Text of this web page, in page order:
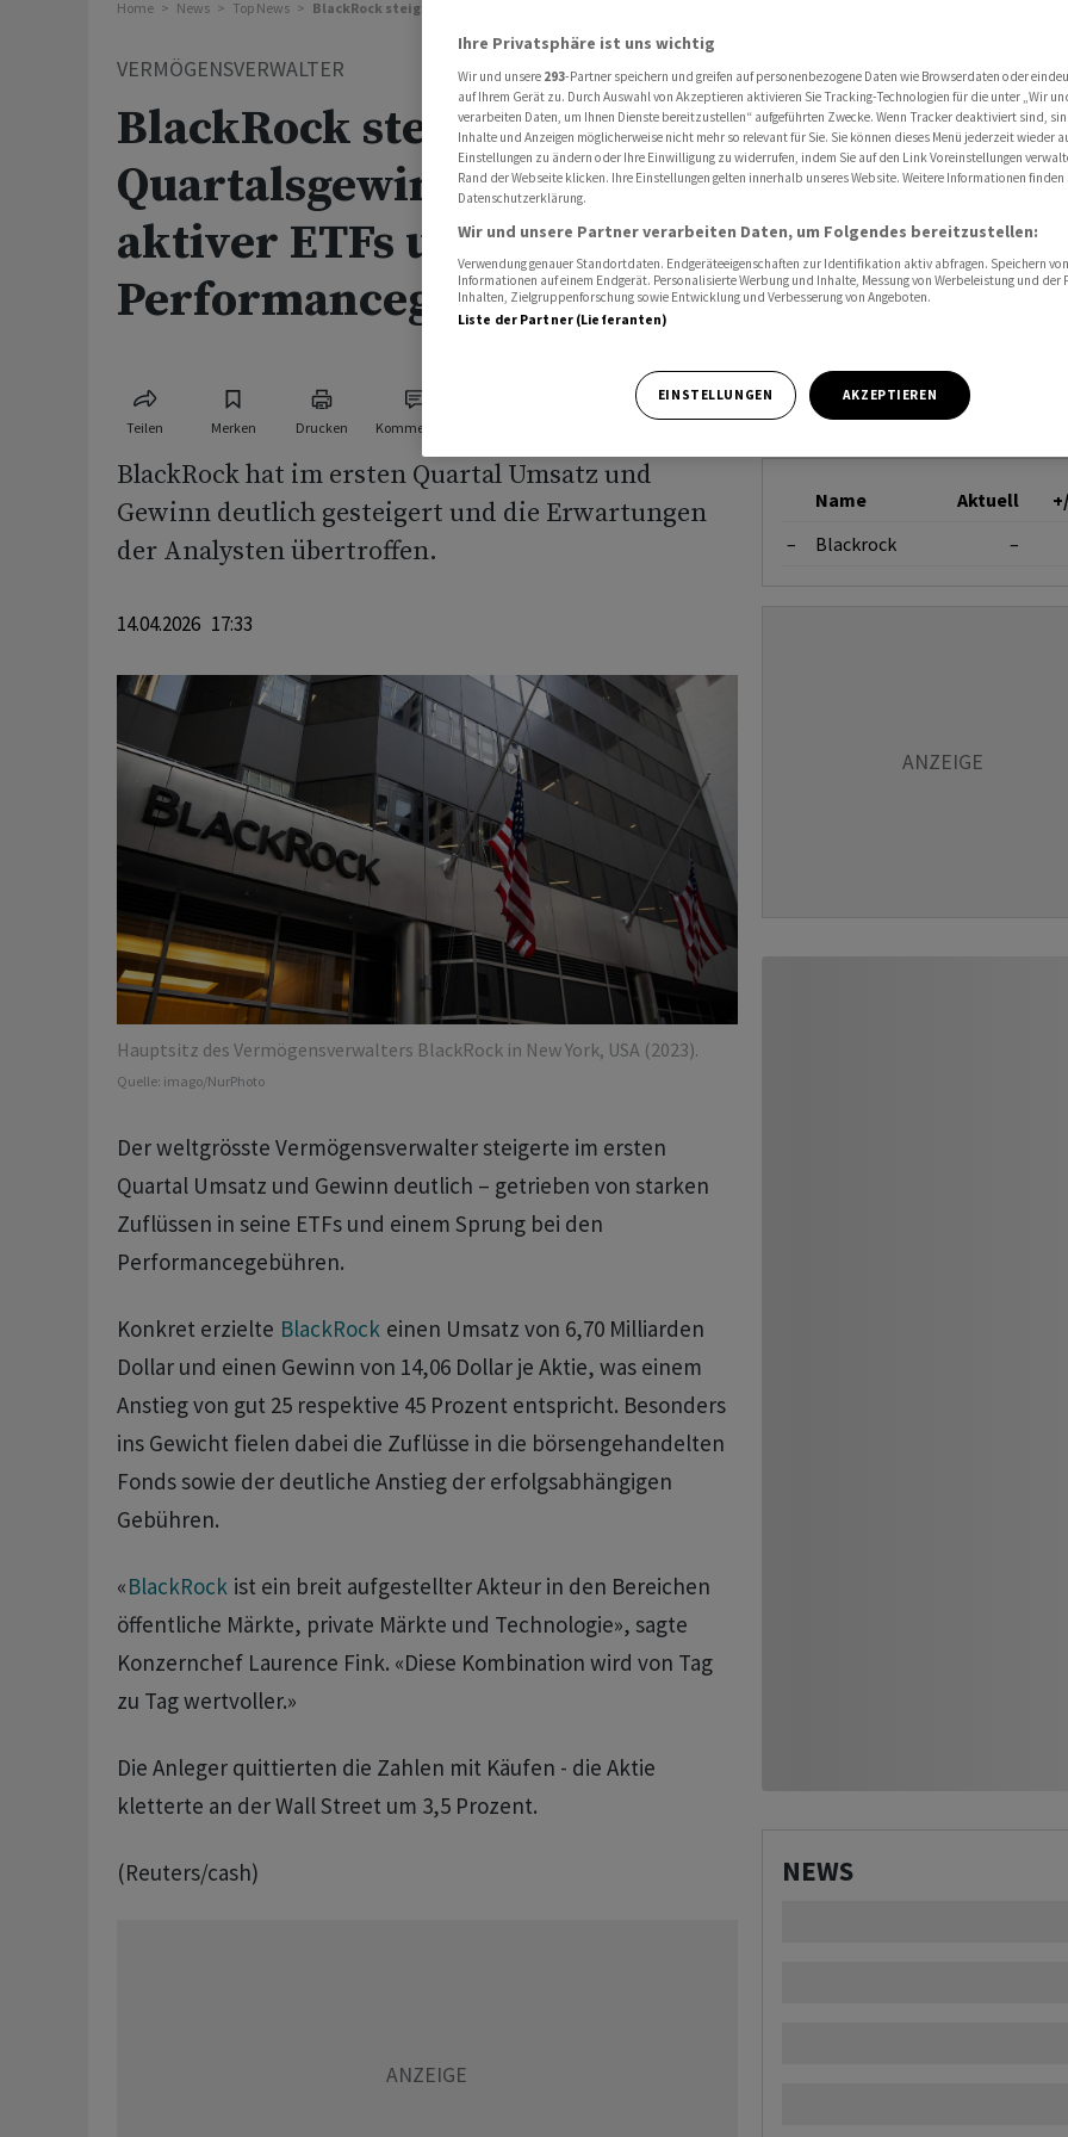
Home News Top News BlackRock steigert Quartalsgewinn dank aktiver ETFs und Performancegebühren
VERMÖGENSVERWALTER
BlackRock steigert
Quartalsgewinn dank
aktiver ETFs und
Performancegebühren
Teilen Merken Drucken Kommentare
BlackRock hat im ersten Quartal Umsatz und
Gewinn deutlich gesteigert und die Erwartungen
der Analysten übertroffen.
14.04.2026 17:33
Hauptsitz des Vermögensverwalters BlackRock in New York, USA (2023).
Quelle: imago/NurPhoto
Der weltgrösste Vermögensverwalter steigerte im ersten
Quartal Umsatz und Gewinn deutlich – getrieben von starken
Zuflüssen in seine ETFs und einem Sprung bei den
Performancegebühren.
Konkret erzielte BlackRock einen Umsatz von 6,70 Milliarden
Dollar und einen Gewinn von 14,06 Dollar je Aktie, was einem
Anstieg von gut 25 respektive 45 Prozent entspricht. Besonders
ins Gewicht fielen dabei die Zuflüsse in die börsengehandelten
Fonds sowie der deutliche Anstieg der erfolgsabhängigen
Gebühren.
«BlackRock ist ein breit aufgestellter Akteur in den Bereichen
öffentliche Märkte, private Märkte und Technologie», sagte
Konzernchef Laurence Fink. «Diese Kombination wird von Tag
zu Tag wertvoller.»
Die Anleger quittierten die Zahlen mit Käufen - die Aktie
kletterte an der Wall Street um 3,5 Prozent.
(Reuters/cash)
Name Aktuell
–
Blackrock –
NEWS
Ihre Privatsphäre ist uns wichtig
Wir und unsere 293-Partner speichern und greifen auf personenbezogene Daten wie Browserdaten oder
auf Ihrem Gerät zu. Durch Auswahl von Akzeptieren aktivieren Sie Tracking-Technologien für die unter „Wir
verarbeiten Daten, um Ihnen Dienste bereitzustellen“ aufgeführten Zwecke. Wenn Tracker deaktiviert sind,
Inhalte und Anzeigen möglicherweise nicht mehr so relevant für Sie. Sie können dieses Menü jederzeit wieder
Einstellungen zu ändern oder Ihre Einwilligung zu widerrufen, indem Sie auf den Link Voreinstellungen
Rand der Webseite klicken. Ihre Einstellungen gelten innerhalb unseres Website. Weitere Informationen finden
Datenschutzerklärung.
Wir und unsere Partner verarbeiten Daten, um Folgendes bereitzustellen:
Verwendung genauer Standortdaten. Endgeräteeigenschaften zur Identifikation aktiv abfragen. Speichern
Informationen auf einem Endgerät. Personalisierte Werbung und Inhalte, Messung von Werbeleistung und der
Inhalten, Zielgruppenforschung sowie Entwicklung und Verbesserung von Angeboten.
Liste der Partner (Lieferanten)
EINSTELLUNGEN AKZEPTIEREN